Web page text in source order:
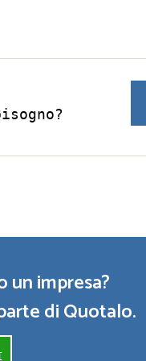
un impresa?
di Quotalo.